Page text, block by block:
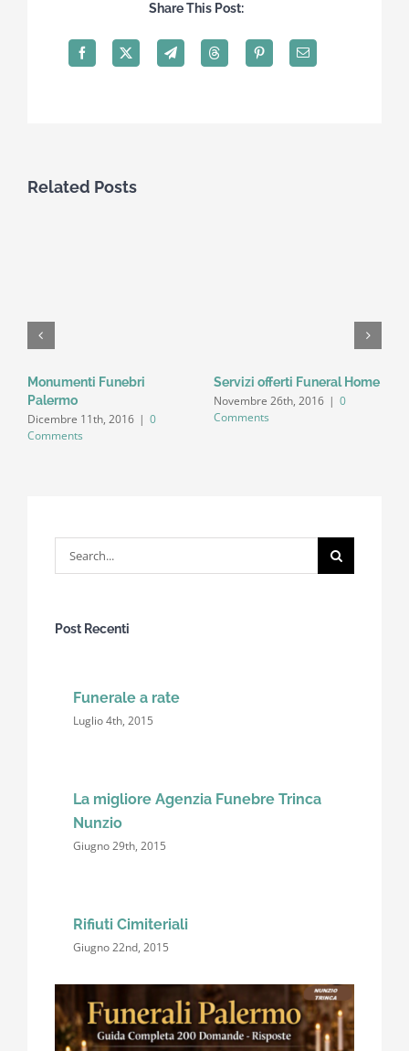
Search
for:
Post Recenti
Funerale a rate
Luglio 4th, 2015
La migliore Agenzia Funebre Trinca
Nunzio
Giugno 29th, 2015
Rifiuti Cimiteriali
Giugno 22nd, 2015
Share This Post:
Related Posts
Monumenti Funebri
Palermo
Dicembre 11th, 2016 | 0
Comments
Servizi offerti Funeral Home
Novembre 26th, 2016 | 0
Comments